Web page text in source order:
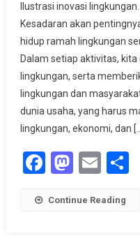
Ilustrasi inovasi lingkungan.
Kesadaran akan
hidup ramah lingkungan
Dalam setiap aktivitas,
lingkungan, serta
lingkungan dan
dunia usaha, yang harus
lingkungan, ekonomi, dan […]
Facebook
Continue Reading